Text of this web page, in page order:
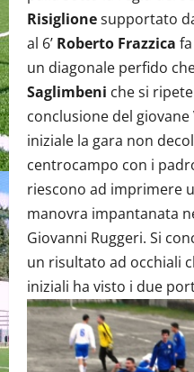
Risiglionesupportato
al 6’ Roberto Frazzica
un diagonale perfido
Saglimbeni che si
conclusione del
iniziale la gara non
centrocampo con i
riescono ad imprimere
manovra impantanata
Giovanni Ruggeri. Si
un risultato ad occhiali
iniziali ha visto i due